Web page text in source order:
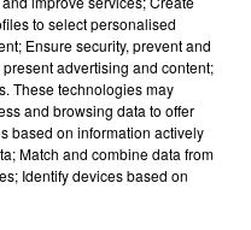
to select personalised
Ensure security, prevent and
advertising and content;
These technologies may
and browsing data to offer
based on information actively
Match and combine data from
Identify devices based on